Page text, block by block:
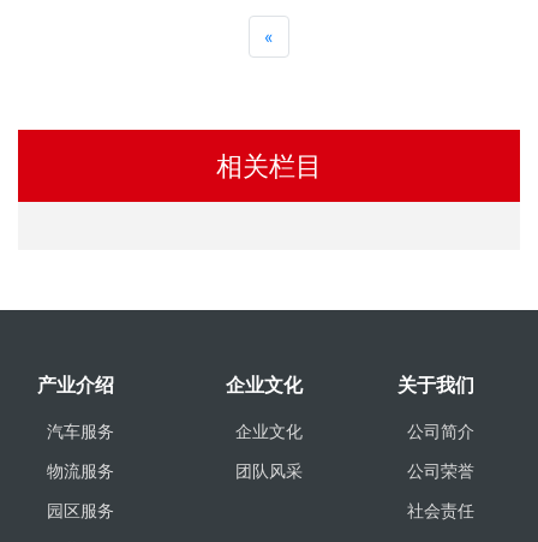
«
相关栏目
产业介绍
汽车服务
物流服务
园区服务
企业文化
企业文化
团队风采
关于我们
公司简介
公司荣誉
社会责任